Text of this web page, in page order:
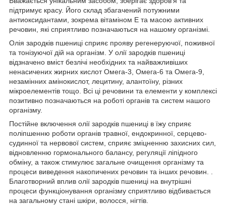
підтримує красу. Його склад збагачений потужними
антиоксидантами, зокрема вітаміном Е та масою активних
речовин, які сприятливо позначаються на нашому організмі.
Олія зародків пшениці сприяє прояву регенеруючої, поживної
та тонізуючої дій на організм. У олії зародків пшениці
відзначено вміст безлічі необхідних та найважливіших
ненасичених жирних кислот Омега-3, Омега-6 та Омега-9,
незамінних амінокислот, лецитину, алантоїну, різних
мікроелементів тощо. Всі ці речовини та елементи у комплексі
позитивно позначаються на роботі органів та систем нашого
організму.
Постійне включення олії зародків пшениці в їжу сприяє
поліпшенню роботи органів травної, ендокринної, серцево-
судинної та нервової систем, сприяє зміцненню захисних сил,
відновленню гормонального балансу, регуляції ліпідного
обміну, а також стимулює загальне очищення організму та
процеси виведення накопичених речовин та інших речовин. .
Благотворний вплив олії зародків пшениці на внутрішні
процеси функціонування організму сприятливо відбивається
на загальному стані шкіри, волосся, нігтів.